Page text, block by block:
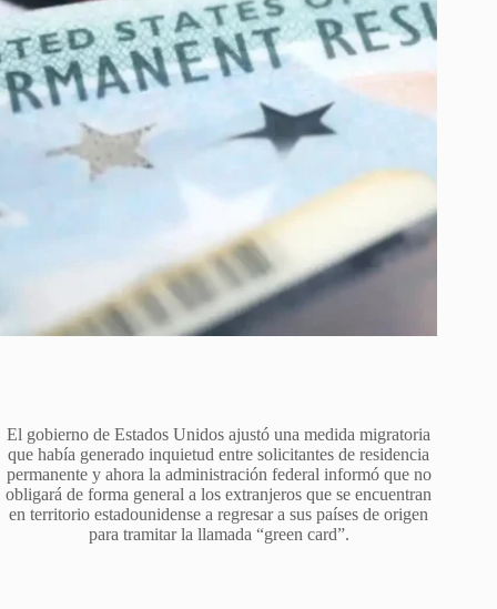
El gobierno de Estados Unidos ajustó una medida migratoria
que había generado inquietud entre solicitantes de residencia
permanente y ahora la administración federal informó que no
obligará de forma general a los extranjeros que se encuentran
en territorio estadounidense a regresar a sus países de origen
para tramitar la llamada “green card”.